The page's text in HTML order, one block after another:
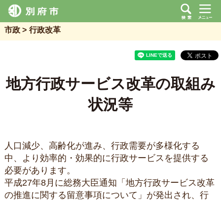
市政 行政改革
地方行政サービス改革の取組み
状況等
人口減少、高齢化が進み、行政需要が多様化する
中、より効率的・効果的に行政サービスを提供する
必要があります。
平成27年8月に総務大臣通知「地方行政サービス改革
の推進に関する留意事項について」が発出され、行